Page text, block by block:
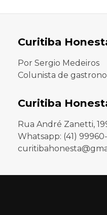
Curitiba
Por Sergio Medeiros
Colunista de
Curitiba
Rua André Zanetti,
Whatsapp: (41)